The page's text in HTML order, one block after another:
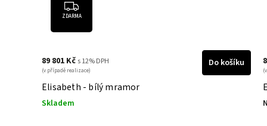
ZDARMA
Elisabeth - bílý mramor
Skladem
89 801 Kč s 12% DPH
(v případě realizace)
Do košíku